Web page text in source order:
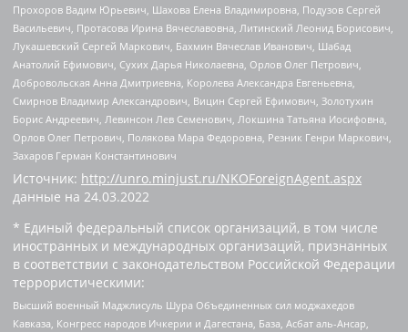
Прохоров Вадим Юрьевич, Шахова Елена Владимировна, Подузов Сергей
Васильевич, Протасова Ирина Вячеславовна, Литинский Леонид Борисович,
Лукашевский Сергей Маркович, Бахмин Вячеслав Иванович, Шабад
Анатолий Ефимович, Сухих Дарья Николаевна, Орлов Олег Петрович,
Добровольская Анна Дмитриевна, Королева Александра Евгеньевна,
Смирнов Владимир Александрович, Вицин Сергей Ефимович, Золотухин
Борис Андреевич, Левинсон Лев Семенович, Локшина Татьяна Иосифовна,
Орлов Олег Петрович, Полякова Мара Федоровна, Резник Генри Маркович,
Захаров Герман Константинович
Источник: http://unro.minjust.ru/NKOForeignAgent.aspx
данные на 24.03.2022
* Единый федеральный список организаций, в том числе
иностранных и международных организаций, признанных
в соответствии с законодательством Российской Федерации
террористическими:
Высший военный Маджлисуль Шура Объединенных сил моджахедов
Кавказа, Конгресс народов Ичкерии и Дагестана, База, Асбат аль-Ансар,